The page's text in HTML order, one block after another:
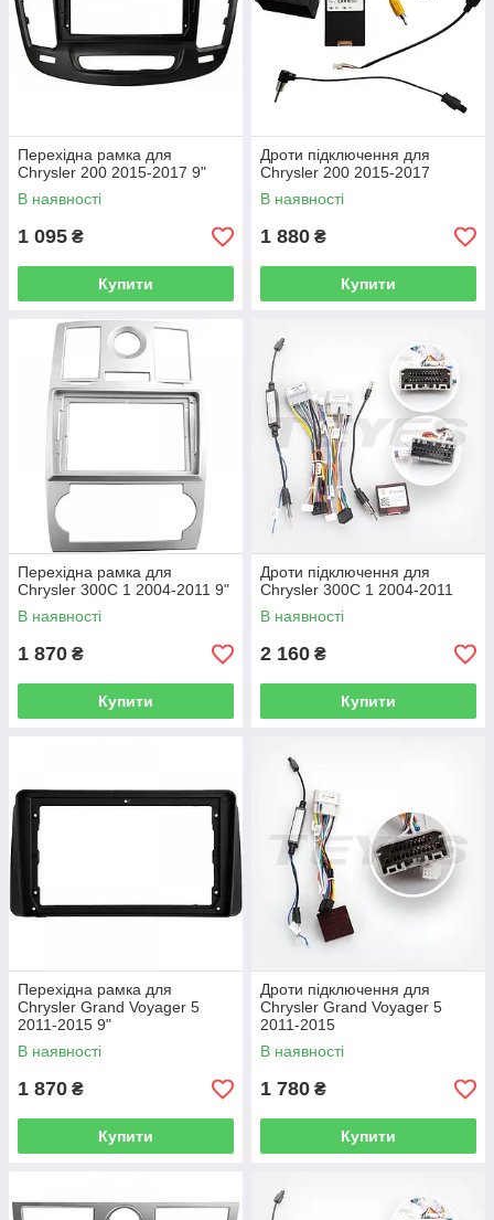
Перехідна рамка для
Chrysler 200 2015-2017 9"
В наявності
1 095 ₴
Купити
Дроти підключення для
Chrysler 200 2015-2017
В наявності
1 880 ₴
Купити
Перехідна рамка для
Chrysler 300C 1 2004-2011 9"
В наявності
1 870 ₴
Купити
Дроти підключення для
Chrysler 300C 1 2004-2011
В наявності
2 160 ₴
Купити
Перехідна рамка для
Chrysler Grand Voyager 5
2011-2015 9"
В наявності
1 870 ₴
Купити
Дроти підключення для
Chrysler Grand Voyager 5
2011-2015
В наявності
1 780 ₴
Купити